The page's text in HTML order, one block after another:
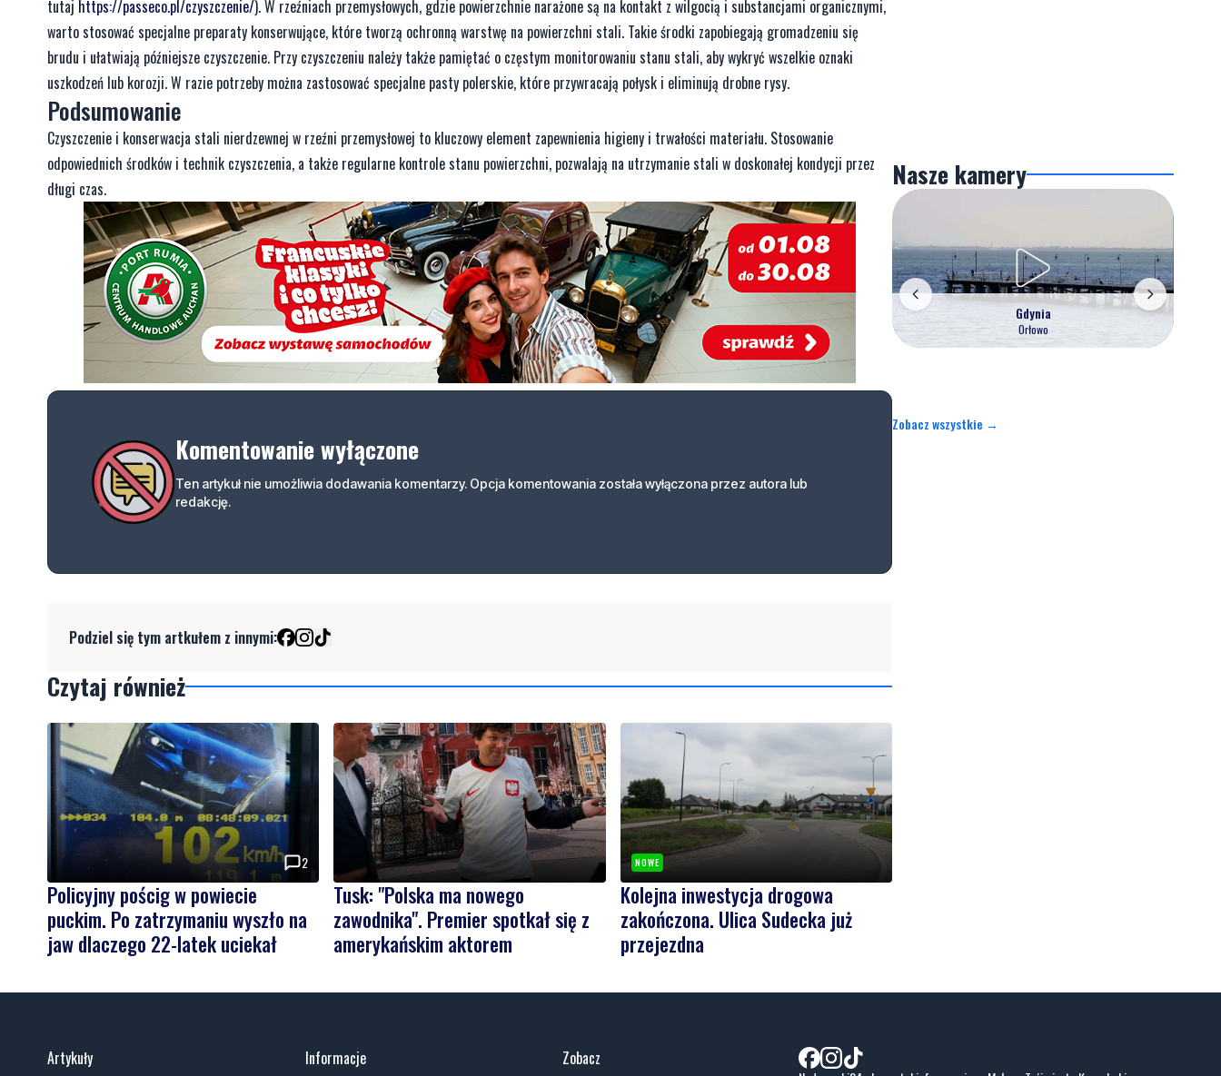
tutaj https://passeco.pl/czyszczenie/). W rzeźniach przemysłowych, gdzie powierzchnie narażone są na kontakt z wilgocią i substancjami organicznymi,
warto stosować specjalne preparaty konserwujące, które tworzą ochronną warstwę na powierzchni stali. Takie środki zapobiegają gromadzeniu się
brudu i ułatwiają późniejsze czyszczenie. Przy czyszczeniu należy także pamiętać o częstym monitorowaniu stanu stali, aby wykryć wszelkie oznaki
uszkodzeń lub korozji. W razie potrzeby można zastosować specjalne pasty polerskie, które przywracają połysk i eliminują drobne rysy.
Podsumowanie
Czyszczenie i konserwacja stali nierdzewnej w rzeźni przemysłowej to kluczowy element zapewnienia higieny i trwałości materiału. Stosowanie
odpowiednich środków i technik czyszczenia, a także regularne kontrole stanu powierzchni, pozwalają na utrzymanie stali w doskonałej kondycji przez
długi czas.
Komentowanie wyłączone
Ten artykuł nie umożliwia dodawania komentarzy. Opcja komentowania została wyłączona przez autora lub
redakcję.
Podziel się tym artkułem z innymi:
Czytaj również
2
Policyjny pościg w powiecie
puckim. Po zatrzymaniu wyszło na
jaw dlaczego 22-latek uciekał
Tusk: "Polska ma nowego
zawodnika". Premier spotkał się z
amerykańskim aktorem
NOWE
Kolejna inwestycja drogowa
zakończona. Ulica Sudecka już
przejezdna
Nasze kamery
Gdynia
Orłowo
Zobacz wszystkie →
Artykuły Informacje Zobacz